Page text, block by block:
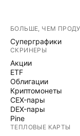
БОЛЬШЕ, ЧЕМ
Суперграфики
СКРИНЕРЫ
Акции
ETF
Облигации
Криптомонеты
CEX-пары
DEX-пары
Pine
ТЕПЛОВЫЕ КАРТЫ